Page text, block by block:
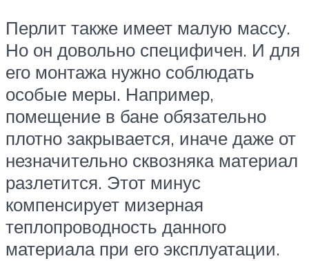
Перлит также имеет малую массу.
Но он довольно специфичен. И для
его монтажа нужно соблюдать
особые меры. Например,
помещение в бане обязательно
плотно закрывается, иначе даже от
незначительно сквозняка материал
разлетится. Этот минус
компенсирует мизерная
теплопроводность данного
материала при его эксплуатации.